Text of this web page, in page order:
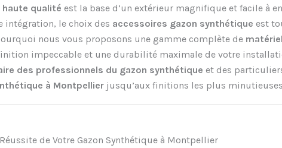
qualité est la base d’un extérieur magnifique et facile à
intégration, le choix des accessoires gazon synthétique est
nous vous proposons une gamme complète de
impeccable et une durabilité maximale de votre
des professionnels du gazon synthétique et des
à Montpellier jusqu’aux finitions les plus
de Votre Gazon Synthétique à Montpellier